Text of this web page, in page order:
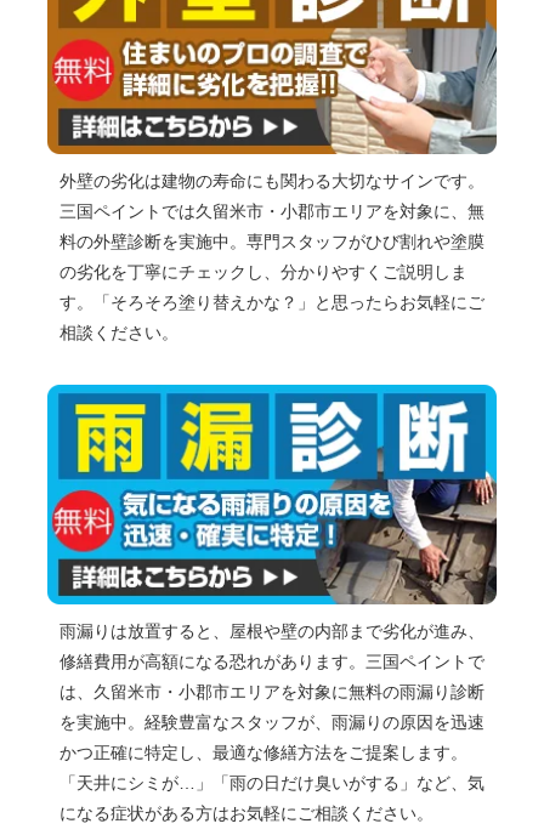
外壁の劣化は建物の寿命にも関わる大切なサインです。
三国ペイントでは久留米市・小郡市エリアを対象に、無
料の外壁診断を実施中。専門スタッフがひび割れや塗膜
の劣化を丁寧にチェックし、分かりやすくご説明しま
す。「そろそろ塗り替えかな？」と思ったらお気軽にご
相談ください。
雨漏りは放置すると、屋根や壁の内部まで劣化が進み、
修繕費用が高額になる恐れがあります。三国ペイントで
は、久留米市・小郡市エリアを対象に無料の雨漏り診断
を実施中。経験豊富なスタッフが、雨漏りの原因を迅速
かつ正確に特定し、最適な修繕方法をご提案します。
「天井にシミが…」「雨の日だけ臭いがする」など、気
になる症状がある方はお気軽にご相談ください。